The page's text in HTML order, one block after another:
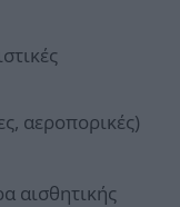
αεροπορικές)
αισθητικής